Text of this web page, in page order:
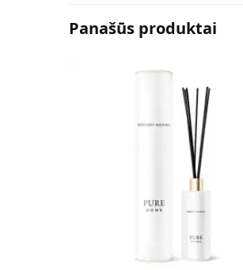
Panašūs produktai